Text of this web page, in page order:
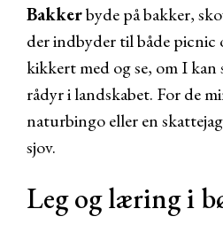
Bakkerbyde på bakker,
der indbyder til både picnic
kikkert med og se, om I
rådyr i landskabet. For de
naturbingo eller en
sjov.
Leg og læring i